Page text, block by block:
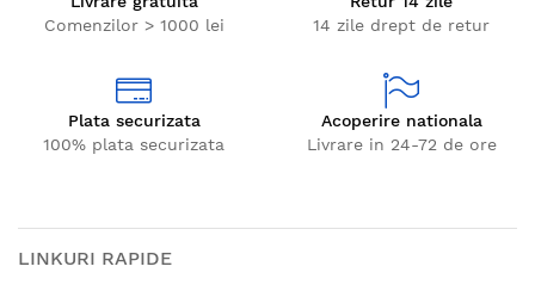
Comenzilor > 1000 lei
14 zile drept de retur
Plata securizata
100% plata securizata
Acoperire nationala
Livrare in 24-72 de ore
LINKURI RAPIDE